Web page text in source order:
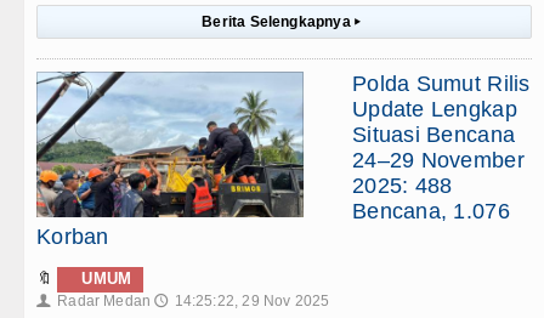
Berita Selengkapnya ▸
Polda Sumut Rilis
Update Lengkap
Situasi Bencana
24–29 November
2025: 488
Bencana, 1.076
Korban
🔖 UMUM
👤 Radar Medan 🕔 14:25:22, 29 Nov 2025